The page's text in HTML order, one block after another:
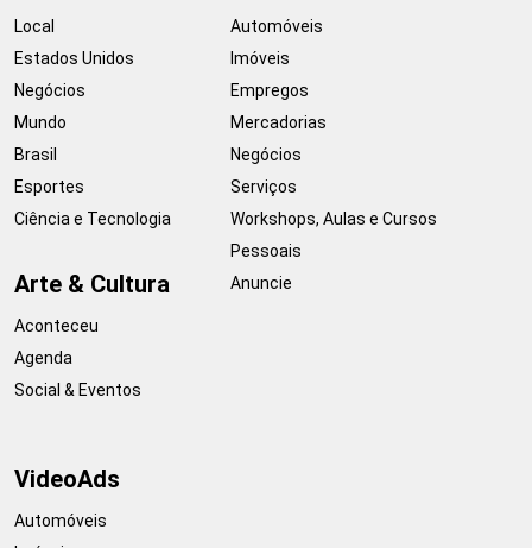
Local
Estados Unidos
Negócios
Mundo
Brasil
Esportes
Ciência e Tecnologia
Arte & Cultura
Aconteceu
Agenda
Social & Eventos
Automóveis
Imóveis
Empregos
Mercadorias
Negócios
Serviços
Workshops, Aulas e Cursos
Pessoais
Anuncie
VideoAds
Automóveis